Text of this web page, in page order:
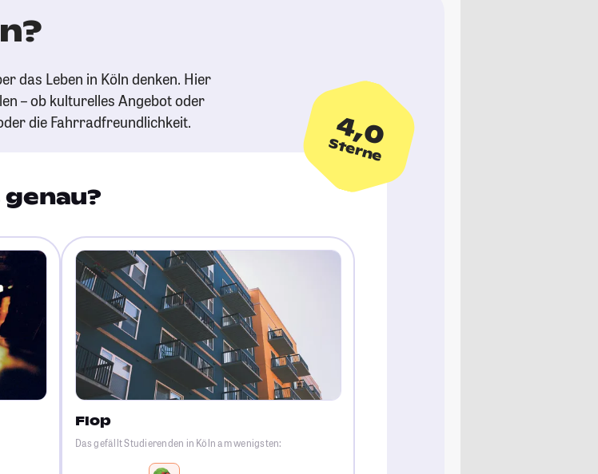
das Leben in Köln denken. Hier
– ob kulturelles Angebot oder
die Fahrradfreundlichkeit.
4,0
Sterne
Flop
Das gefällt Studierenden in Köln am wenigsten: